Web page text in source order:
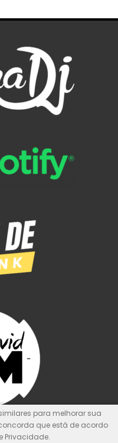
para melhorar sua
que está de acordo
Privacidade.